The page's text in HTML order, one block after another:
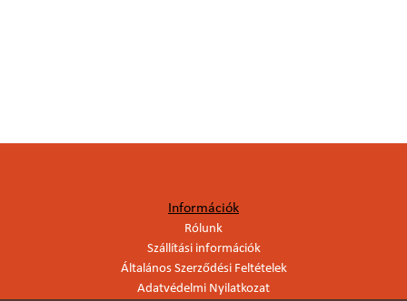
Információk
Rólunk
Szállítási információk
Általános Szerződési Feltételek
Adatvédelmi Nyilatkozat